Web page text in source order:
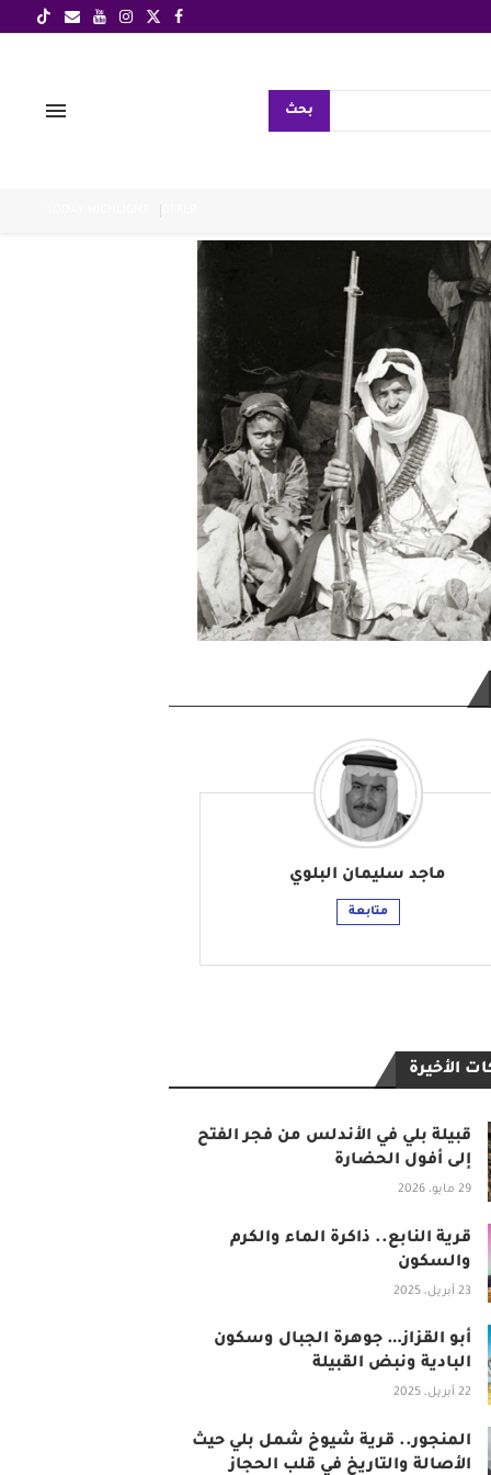
بحث
ماجد سليمان البلوي
متابعة
الأخيرة
قبيلة بلي في الأندلس من فجر الفتح
إلى أفول الحضارة
29 مايو، 2026
قرية النابع.. ذاكرة الماء والكرم
والسكون
23 أبريل، 2025
أبو القزاز… جوهرة الجبال وسكون
البادية ونبض القبيلة
22 أبريل، 2025
المنجور.. قرية شيوخ شمل بلي حيث
الأصالة والتاريخ في قلب الحجاز